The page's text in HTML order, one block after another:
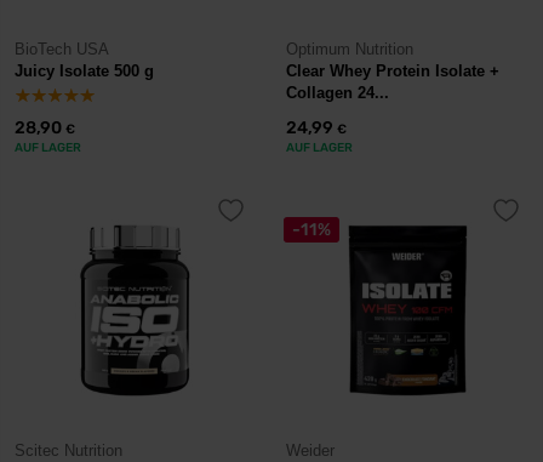
BioTech USA
Juicy Isolate 500 g
28,90 €
AUF LAGER
Optimum Nutrition
Clear Whey Protein Isolate +
Collagen 24...
24,99 €
AUF LAGER
Scitec Nutrition
-11%
Weider